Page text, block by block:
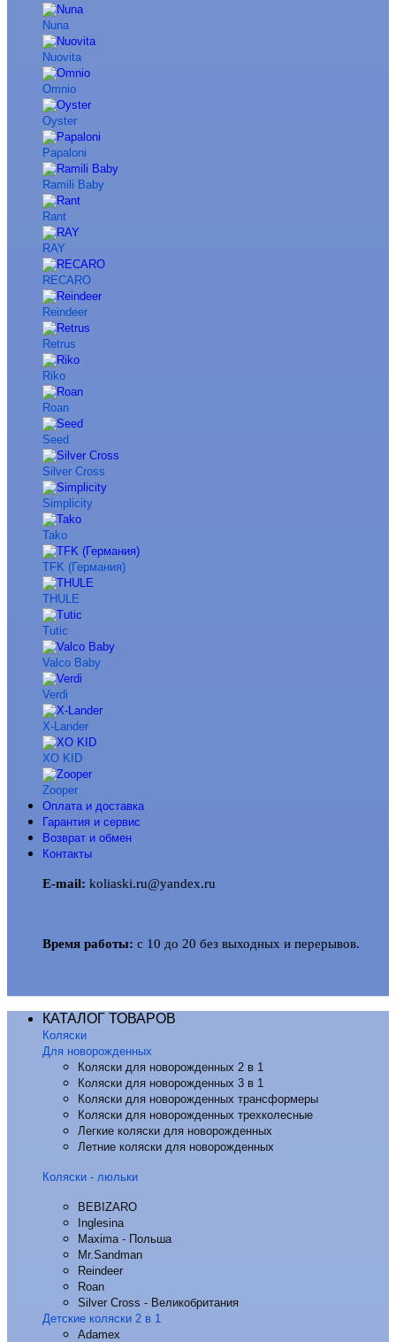
Nuna
Nuovita
Omnio
Oyster
Papaloni
Ramili Baby
Rant
RAY
RECARO
Reindeer
Retrus
Riko
Roan
Seed
Silver Cross
Simplicity
Tako
TFK (Германия)
THULE
Tutic
Valco Baby
Verdi
X-Lander
XO KID
Zooper
Оплата и доставка
Гарантия и сервис
Возврат и обмен
Контакты
E-mail: koliaski.ru@yandex.ru
Время работы: с 10 до 20 без выходных и перерывов.
КАТАЛОГ ТОВАРОВ
Коляски
Для новорожденных
Коляски для новорожденных 2 в 1
Коляски для новорожденных 3 в 1
Коляски для новорожденных трансформеры
Коляски для новорожденных трехколесные
Легкие коляски для новорожденных
Летние коляски для новорожденных
Коляски - люльки
BEBIZARO
Inglesina
Maxima - Польша
Mr.Sandman
Reindeer
Roan
Silver Cross - Великобритания
Детские коляски 2 в 1
Adamex